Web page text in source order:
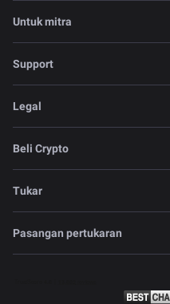
Untuk mitra
Support
Legal
Beli Crypto
Tukar
Pasangan pertukaran